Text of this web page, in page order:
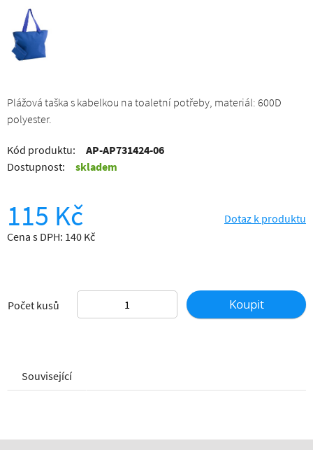
Plážová taška s kabelkou na toaletní potřeby, materiál: 600D
polyester.
Kód produktu:
AP-AP731424-06
Dostupnost:
skladem
115 Kč
Cena s DPH: 140 Kč
Dotaz k produktu
Počet kusů Koupit
Související